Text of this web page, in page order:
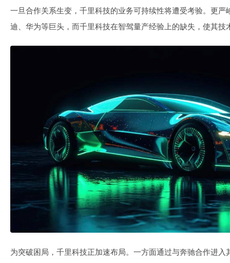
一旦合作关系生变，千里科技的业务可持续性将遭受考验。更
迪、华为等巨头，而千里科技在智驾量产经验上的缺失，使其技
为突破困局，千里科技正加速布局。一方面通过与奔驰合作进